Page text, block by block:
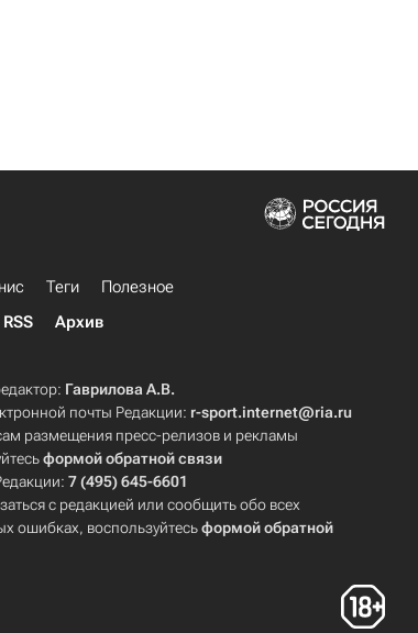
Теги
Полезное
RSS Архив
Гаврилова А.В.
почты Редакции: r-sport.internet@ria.ru
размещения пресс-релизов и рекламы
формой обратной связи
7 (495) 645-6601
с редакцией или сообщить обо всех
ошибках, воспользуйтесьформой обратной